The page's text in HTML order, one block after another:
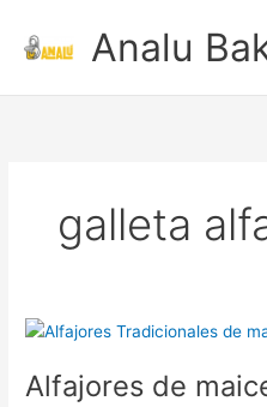
contenido
Analu
galleta
Alfajores de
Alfajores
maicena